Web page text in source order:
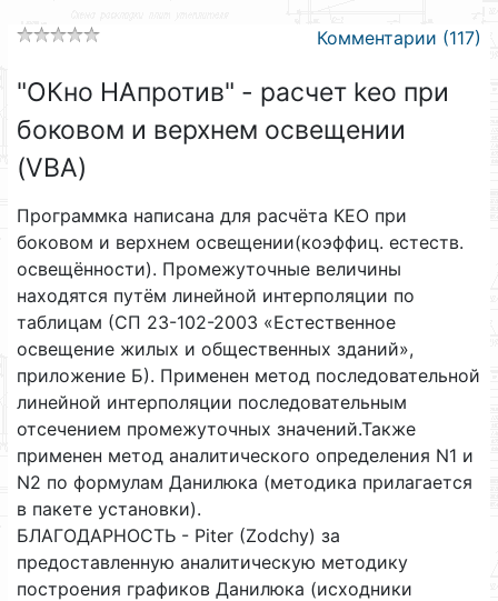
Комментарии (117)
"ОКно НАпротив" - расчет keo при
боковом и верхнем освещении
(VBA)
Программка написана для расчёта КЕО при
боковом и верхнем освещении(коэффиц. естеств.
освещённости). Промежуточные величины
находятся путём линейной интерполяции по
таблицам (СП 23-102-2003 «Естественное
освещение жилых и общественных зданий»,
приложение Б). Применен метод последовательной
линейной интерполяции последовательным
отсечением промежуточных значений.Также
применен метод аналитического определения N1 и
N2 по формулам Данилюка (методика прилагается
в пакете установки).
БЛАГОДАРНОСТЬ - Piter (Zodchy) за
предоставленную аналитическую методику
построения графиков Данилюка (исходники